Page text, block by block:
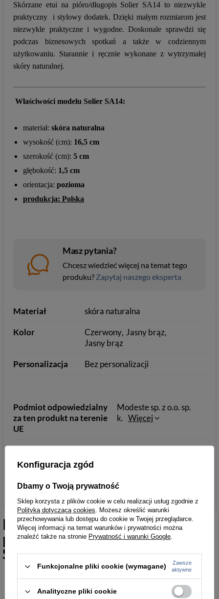
Skórzane etui na pióro/długopis Solier SA14 to niezwykle
praktyczny i stylowy dodatek. Dzięki małym rozmiarom jest
niezwykle praktyczne i wygodne. Doskonale sprawdzi się
podczas biznesowych spotkań a także w codziennym
użytkowaniu. Starannie i ręcznie wykonane z wytrzymałej
skóry naturalnej.
Właściwości modelu Solier SA14:
materiał: skóra naturalna
wysokość (cm): 16,5 cm
szerokość (cm): 5 cm
głębokość: 1,5 cm
orientacja: pozioma
produkcja: Polska
Masz pytania?
Chcesz wiedzieć więcej na temat tego
produku? Zapytaj naszego eksperta
Materiał skóra naturalna
Kolor Czerwony Jasny brąz
Jasny brąz
Personalizacja Bez personalizacji
Podmiot odpowiedzialny
za ten produkt na terenie
UE
Modeste sp. z o.o. sp.
k. Więcej
Akcesoria i dodatki odzieżowe
Podobne doSkórzane etui na
pióro długopisy czerwone -
Solier SA14
Konfiguracja zgód
Dbamy o Twoją prywatność
Sklep korzysta z plików cookie w celu realizacji usług zgodnie z
Polityką dotyczącą cookies. Możesz określić warunki
przechowywania lub dostępu do cookie w Twojej przeglądarce.
Więcej informacji na temat warunków i prywatności można
znaleźć także na stronie Prywatność i warunki Google.
Funkcjonalne pliki cookie (wymagane)
Zawsze
aktywne
Analityczne pliki cookie